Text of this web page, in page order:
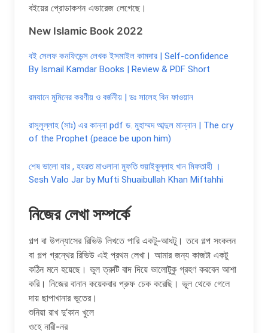
বইয়ের প্রোডাকশন এভারেজ লেগেছে।
New Islamic Book 2022
বই সেলফ কনফিডেন্স লেখক ইসমাইল কামদার | Self-confidence
By Ismail Kamdar Books | Review & PDF Short
রমযানে মুমিনের করণীয় ও বর্জনীয় | ডঃ সালেহ বিন ফাওয়ান
রাসূলুল্লাহ (সাঃ) এর কান্না pdf ড. মুহাম্মদ আব্দুল মান্নান | The cry
of the Prophet (peace be upon him)
শেষ ভালো যার , হযরত মাওলানা মুফতি শুয়াইবুল্লাহ খান মিফতাহী ।
Sesh Valo Jar by Mufti Shuaibullah Khan Miftahhi
নিজের লেখা সম্পর্কে
গল্প বা উপন্যাসের রিভিউ লিখতে পারি একটু-আধটু। তবে গল্প সংকলন
বা গল্প গ্রন্থের রিভিউ এই প্রথম লেখা। আমার জন্য কাজটা একটু
কঠিন মনে হয়েছে। ভুল ত্রুটি বাদ দিয়ে ভালোটুকু গ্রহণ করবেন আশা
করি। নিজের বানান কয়েকবার প্রুফ চেক করেছি। ভুল থেকে গেলে
দায় ছাপাখানার ভূতের।
শুনিয়া রাখ দু’কান খুলে
ওহে নারী-নর